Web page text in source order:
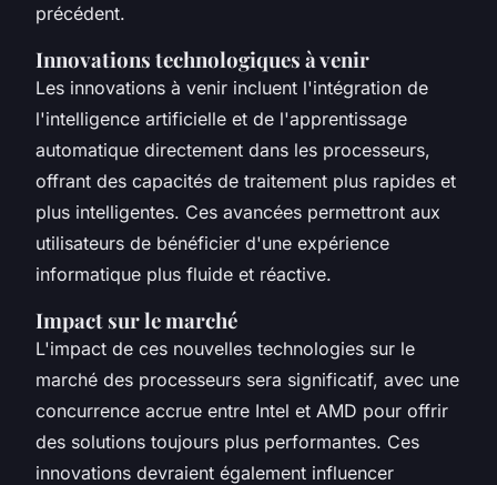
précédent.
Innovations technologiques à venir
Les innovations à venir incluent l'intégration de
l'intelligence artificielle et de l'apprentissage
automatique directement dans les processeurs,
offrant des capacités de traitement plus rapides et
plus intelligentes. Ces avancées permettront aux
utilisateurs de bénéficier d'une expérience
informatique plus fluide et réactive.
Impact sur le marché
L'impact de ces nouvelles technologies sur le
marché des processeurs sera significatif, avec une
concurrence accrue entre Intel et AMD pour offrir
des solutions toujours plus performantes. Ces
innovations devraient également influencer